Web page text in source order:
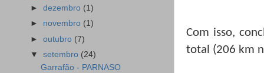
Com isso,
total (206 km
►dezembro (1)
► novembro (1)
►outubro (7)
▼setembro (24)
Garrafão - PARNASO